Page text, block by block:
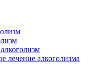
лечение алкоголизма